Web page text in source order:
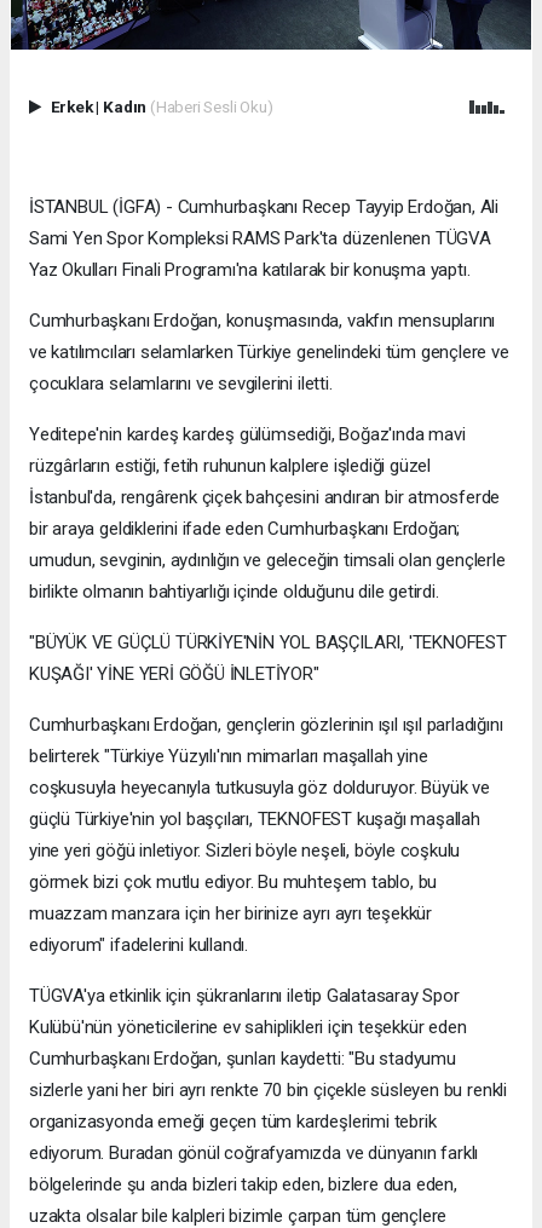
Erkek| Kadın (Haberi Sesli Oku)
İSTANBUL (İGFA) - Cumhurbaşkanı Recep Tayyip Erdoğan, Ali
Sami Yen Spor Kompleksi RAMS Park'ta düzenlenen TÜGVA
Yaz Okulları Finali Programı'na katılarak bir konuşma yaptı.
Cumhurbaşkanı Erdoğan, konuşmasında, vakfın mensuplarını
ve katılımcıları selamlarken Türkiye genelindeki tüm gençlere ve
çocuklara selamlarını ve sevgilerini iletti.
Yeditepe'nin kardeş kardeş gülümsediği, Boğaz'ında mavi
rüzgârların estiği, fetih ruhunun kalplere işlediği güzel
İstanbul'da, rengârenk çiçek bahçesini andıran bir atmosferde
bir araya geldiklerini ifade eden Cumhurbaşkanı Erdoğan;
umudun, sevginin, aydınlığın ve geleceğin timsali olan gençlerle
birlikte olmanın bahtiyarlığı içinde olduğunu dile getirdi.
"BÜYÜK VE GÜÇLÜ TÜRKİYE'NİN YOL BAŞÇILARI, 'TEKNOFEST
KUŞAĞI' YİNE YERİ GÖĞÜ İNLETİYOR"
Cumhurbaşkanı Erdoğan, gençlerin gözlerinin ışıl ışıl parladığını
belirterek "Türkiye Yüzyılı'nın mimarları maşallah yine
coşkusuyla heyecanıyla tutkusuyla göz dolduruyor. Büyük ve
güçlü Türkiye'nin yol başçıları, TEKNOFEST kuşağı maşallah
yine yeri göğü inletiyor. Sizleri böyle neşeli, böyle coşkulu
görmek bizi çok mutlu ediyor. Bu muhteşem tablo, bu
muazzam manzara için her birinize ayrı ayrı teşekkür
ediyorum" ifadelerini kullandı.
TÜGVA'ya etkinlik için şükranlarını iletip Galatasaray Spor
Kulübü'nün yöneticilerine ev sahiplikleri için teşekkür eden
Cumhurbaşkanı Erdoğan, şunları kaydetti: "Bu stadyumu
sizlerle yani her biri ayrı renkte 70 bin çiçekle süsleyen bu renkli
organizasyonda emeği geçen tüm kardeşlerimi tebrik
ediyorum. Buradan gönül coğrafyamızda ve dünyanın farklı
bölgelerinde şu anda bizleri takip eden, bizlere dua eden,
uzakta olsalar bile kalpleri bizimle çarpan tüm gençlere